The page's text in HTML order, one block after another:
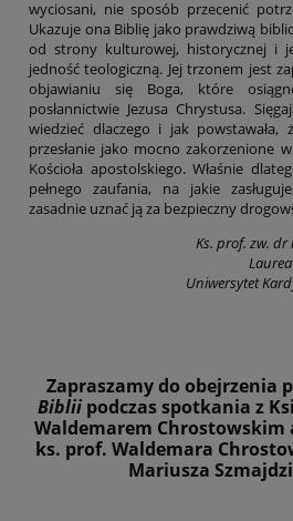
wyciosani, nie sposób przecenić
Ukazuje ona Biblię jako prawdziwą
od strony kulturowej, historycznej i
jedność teologiczną. Jej trzonem jest
objawianiu się Boga, które
posłannictwie Jezusa Chrystusa.
wiedzieć dlaczego i jak
przesłanie jako mocno zakorzenione
Kościoła apostolskiego. Właśnie
pełnego zaufania, na jakie
zasadnie uznać ją za bezpieczny
Ks. prof. zw.
Uniwersytet
Zapraszamy do obejrzenia
Biblii podczas spotkania z
Waldemarem Chrostowskim
ks. prof. Waldemara
Mariusza